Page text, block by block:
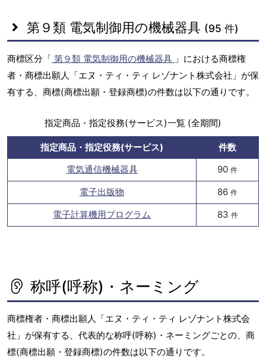
第９類 電気制御用の機械器具 (95 件)
商標区分「 第９類 電気制御用の機械器具 」における商標権
者・商標出願人「エヌ・ティ・ティ レゾナント株式会社」が保
有する、商標(商標出願・登録商標)の件数は以下の通りです。
指定商品・指定役務(サービス)一覧 (全期間)
指定商品・指定役務(サービス)
件数
電気通信機械器具
90 件
電子出版物 86 件
電子計算機用プログラム 83 件
称呼(呼称)・ネーミング
商標権者・商標出願人「エヌ・ティ・ティ レゾナント株式会
社」が保有する、代表的な称呼(呼称)・ネーミングごとの、商
標(商標出願・登録商標)の件数は以下の通りです。